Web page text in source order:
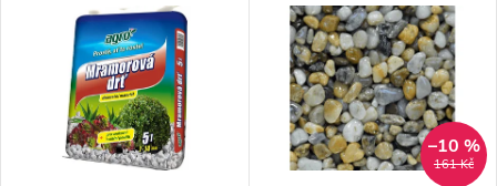
Abecedně
161 Kč
–10 %